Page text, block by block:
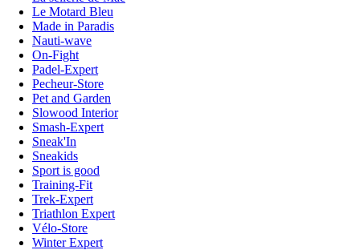
Le Motard Bleu
Made in Paradis
Nauti-wave
On-Fight
Padel-Expert
Pecheur-Store
Pet and Garden
Slowood Interior
Smash-Expert
Sneak'In
Sneakids
Sport is good
Training-Fit
Trek-Expert
Triathlon Expert
Vélo-Store
Winter Expert